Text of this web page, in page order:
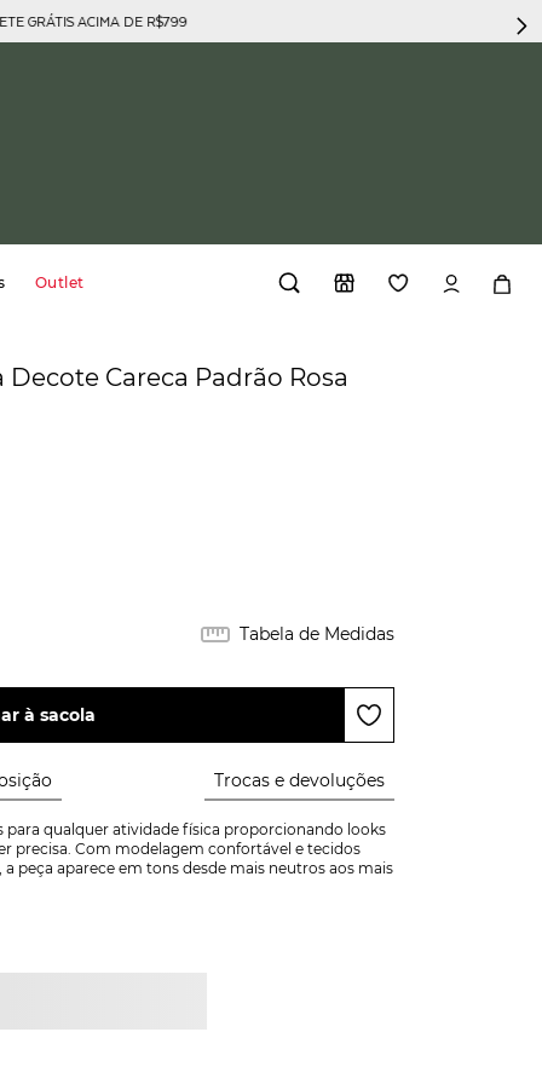
GRÁTIS ACIMA DE R$799
Outlet
Careca Padrão Rosa
Tabela de Medidas
à sacola
Trocas e devoluções
para qualquer atividade física proporcionando looks
precisa. Com modelagem confortável e tecidos
peça aparece em tons desde mais neutros aos mais